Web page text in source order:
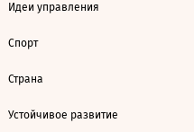
Идеи управления
Спорт
Страна
Устойчивое развитие